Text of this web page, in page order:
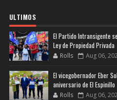
ULTIMOS
El Partido Intransigente
Ley de Propiedad Privada
Rolls Aug 06,
El vicegobernador Eber
aniversario de El Espinillo
Rolls Aug 06,